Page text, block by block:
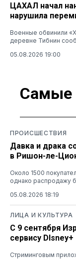
ЦАХАЛ начал
нарушила
Военные обвинили
деревне Тибнин
05.08.2026 19:00
Самые
ПРОИСШЕСТВИЯ
Давка и драка
в Ришон-ле-
Около 1500
однако распродажу
05.08.2026 18:19
ЛИЦА И КУЛЬТУРА
С 9 сентября
сервису DIsney+
Стриминговым